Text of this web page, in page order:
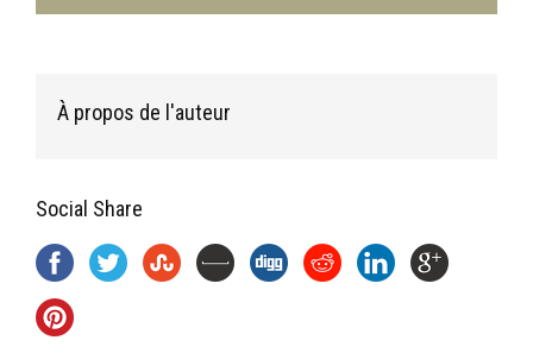
À propos de l'auteur
Social Share